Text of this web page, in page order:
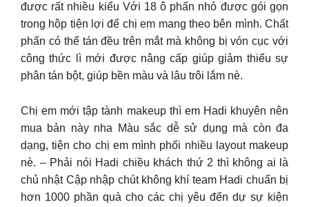
được rất nhiều kiểu Với 18 ô phấn nhỏ được gói gọn
trong hộp tiện lợi để chị em mang theo bên mình. Chất
phấn có thể tán đều trên mắt mà không bị vón cục với
công thức lì mới được nâng cấp giúp giảm thiểu sự
phân tán bột, giúp bền màu và lâu trôi lắm nè.
Chị em mới tập tành makeup thì em Hadi khuyên nên
mua bản này nha Màu sắc dễ sử dụng mà còn đa
dạng, tiện cho chị em mình phối nhiều layout makeup
nè. – Phải nói Hadi chiều khách thứ 2 thì không ai là
chủ nhật Cập nhập chút không khí team Hadi chuẩn bị
hơn 1000 phần quà cho các chị yêu đến dự sự kiện